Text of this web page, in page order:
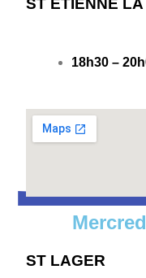
ST ETIENNE
18h30 –
ST LAGER